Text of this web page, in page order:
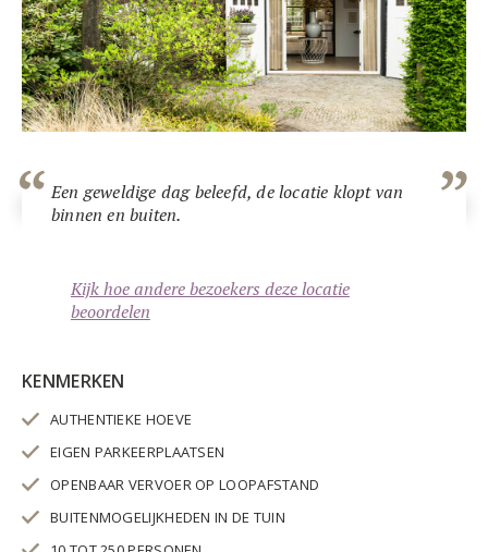
Een geweldige dag beleefd, de locatie klopt van
binnen en buiten.
Kijk hoe andere bezoekers deze locatie
beoordelen
KENMERKEN
AUTHENTIEKE HOEVE
EIGEN PARKEERPLAATSEN
OPENBAAR VERVOER OP LOOPAFSTAND
BUITENMOGELIJKHEDEN IN DE TUIN